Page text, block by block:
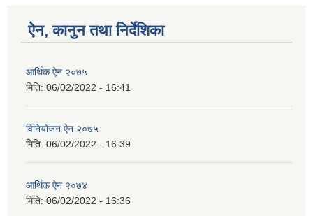
ऐन, कानुन तथा निर्देशिका
आर्थिक ऐन २०७५
मिति: 06/02/2022 - 16:41
विनियोजन ऐन २०७५
मिति: 06/02/2022 - 16:39
आर्थिक ऐन २०७४
मिति: 06/02/2022 - 16:36